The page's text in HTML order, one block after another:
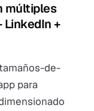
múltiples
LinkedIn +
de-
para